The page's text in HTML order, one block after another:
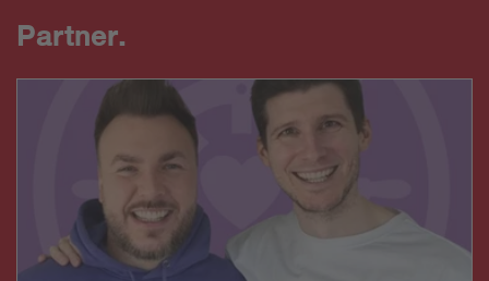
Partner.